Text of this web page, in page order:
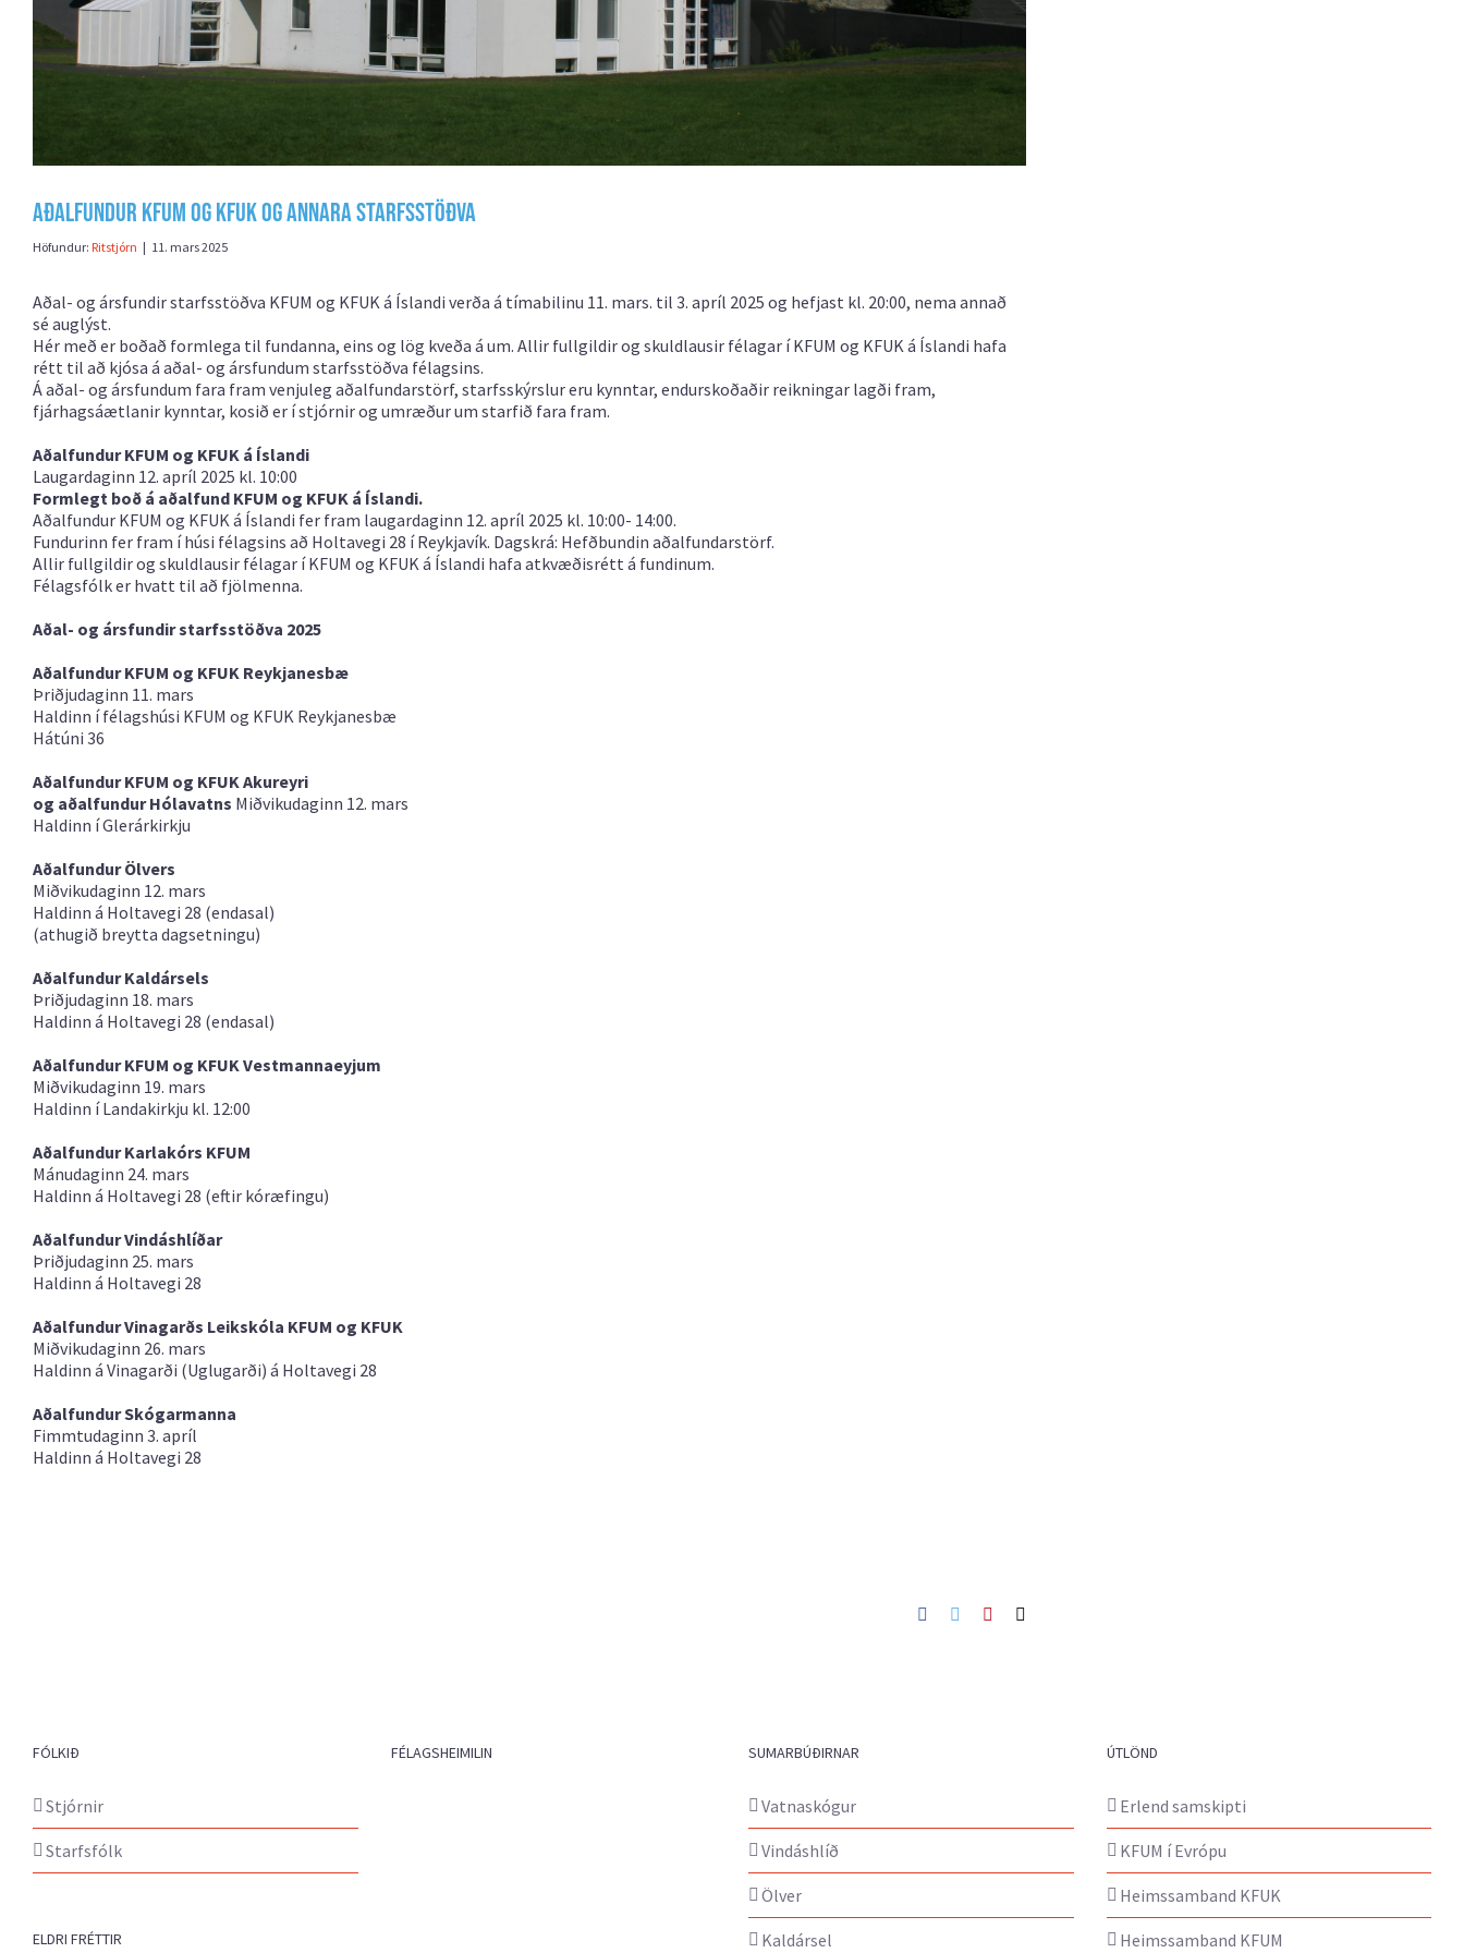
Aðalfundur KFUM og KFUK og annara starfsstöðva
Höfundur: Ritstjórn | 11. mars 2025
Aðal- og ársfundir starfsstöðva KFUM og KFUK á Íslandi verða á tímabilinu 11. mars. til 3. apríl 2025 og hefjast kl. 20:00, nema annað
sé auglýst.
Hér með er boðað formlega til fundanna, eins og lög kveða á um. Allir fullgildir og skuldlausir félagar í KFUM og KFUK á Íslandi hafa
rétt til að kjósa á aðal- og ársfundum starfsstöðva félagsins.
Á aðal- og ársfundum fara fram venjuleg aðalfundarstörf, starfsskýrslur eru kynntar, endurskoðaðir reikningar lagði fram,
fjárhagsáætlanir kynntar, kosið er í stjórnir og umræður um starfið fara fram.
Aðalfundur KFUM og KFUK á Íslandi
Laugardaginn 12. apríl 2025 kl. 10:00
Formlegt boð á aðalfund KFUM og KFUK á Íslandi.
Aðalfundur KFUM og KFUK á Íslandi fer fram laugardaginn 12. apríl 2025 kl. 10:00- 14:00.
Fundurinn fer fram í húsi félagsins að Holtavegi 28 í Reykjavík. Dagskrá: Hefðbundin aðalfundarstörf.
Allir fullgildir og skuldlausir félagar í KFUM og KFUK á Íslandi hafa atkvæðisrétt á fundinum.
Félagsfólk er hvatt til að fjölmenna.
Aðal- og ársfundir starfsstöðva 2025
Aðalfundur KFUM og KFUK Reykjanesbæ
Þriðjudaginn 11. mars
Haldinn í félagshúsi KFUM og KFUK Reykjanesbæ
Hátúni 36
Aðalfundur KFUM og KFUK Akureyri
og aðalfundur Hólavatns Miðvikudaginn 12. mars
Haldinn í Glerárkirkju
Aðalfundur Ölvers
Miðvikudaginn 12. mars
Haldinn á Holtavegi 28 (endasal)
(athugið breytta dagsetningu)
Aðalfundur Kaldársels
Þriðjudaginn 18. mars
Haldinn á Holtavegi 28 (endasal)
Aðalfundur KFUM og KFUK Vestmannaeyjum
Miðvikudaginn 19. mars
Haldinn í Landakirkju kl. 12:00
Aðalfundur Karlakórs KFUM
Mánudaginn 24. mars
Haldinn á Holtavegi 28 (eftir kóræfingu)
Aðalfundur Vindáshlíðar
Þriðjudaginn 25. mars
Haldinn á Holtavegi 28
Aðalfundur Vinagarðs Leikskóla KFUM og KFUK
Miðvikudaginn 26. mars
Haldinn á Vinagarði (Uglugarði) á Holtavegi 28
Aðalfundur Skógarmanna
Fimmtudaginn 3. apríl
Haldinn á Holtavegi 28
Facebook
TwitterPinterest
FÓLKIÐ
Stjórnir
Starfsfólk
ELDRI FRÉTTIR
FÉLAGSHEIMILIN SUMARBÚÐIRNAR
Vatnaskógur
Vindáshlíð
Ölver
Kaldársel
ÚTLÖND
Erlend samskipti
KFUM í Evrópu
Heimssamband KFUK
Heimssamband KFUM